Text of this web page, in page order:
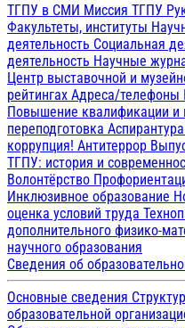
ТГПУ в СМИ Миссия ТГПУ
Факультеты, институты
деятельность Социальная
деятельность Научные
Центр выставочной и
рейтингах Адреса/телефоны
Повышение квалификации и
переподготовка
коррупция! Антитеррор
ТГПУ: история и
Волонтёрство
Инклюзивное образование
оценка условий труда
дополнительного физико-
научного образования
Сведения об
Основные сведения
образовательной